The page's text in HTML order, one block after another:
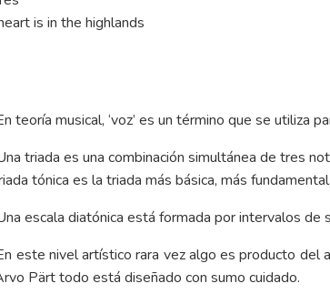
is in the highlands
teoría musical, ‘voz’ es un término que se utiliza
triada es una combinación simultánea de tres
tónica es la triada más básica, más
escala diatónica está formada por intervalos de
este nivel artístico rara vez algo es producto del
Pärt todo está diseñado con sumo cuidado.